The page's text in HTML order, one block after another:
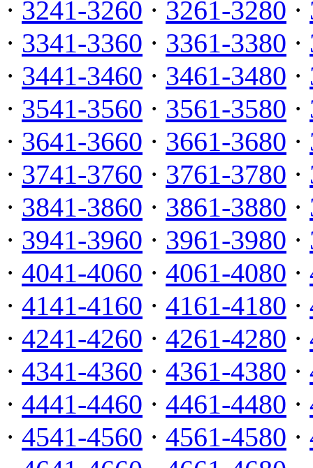
· 3241-3260 · 3261-3280 ·
· 3341-3360 · 3361-3380 ·
· 3441-3460 · 3461-3480 ·
· 3541-3560 · 3561-3580 ·
· 3641-3660 · 3661-3680 ·
· 3741-3760 · 3761-3780 ·
· 3841-3860 · 3861-3880 ·
· 3941-3960 · 3961-3980 ·
· 4041-4060 · 4061-4080 ·
· 4141-4160 · 4161-4180 ·
· 4241-4260 · 4261-4280 ·
· 4341-4360 · 4361-4380 ·
· 4441-4460 · 4461-4480 ·
· 4541-4560 · 4561-4580 ·